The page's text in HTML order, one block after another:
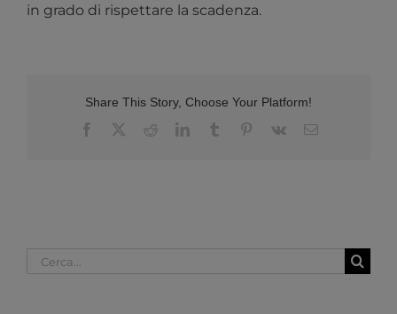
in grado di rispettare la scadenza.
Share This Story, Choose Your Platform!
Facebook
RedditLinkedInTumblr Pinterest
Vk Email
Cerca